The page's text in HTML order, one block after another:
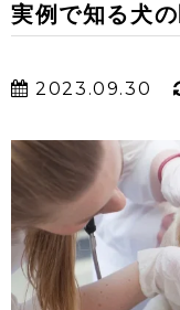
実例で知る犬
2023.09.30